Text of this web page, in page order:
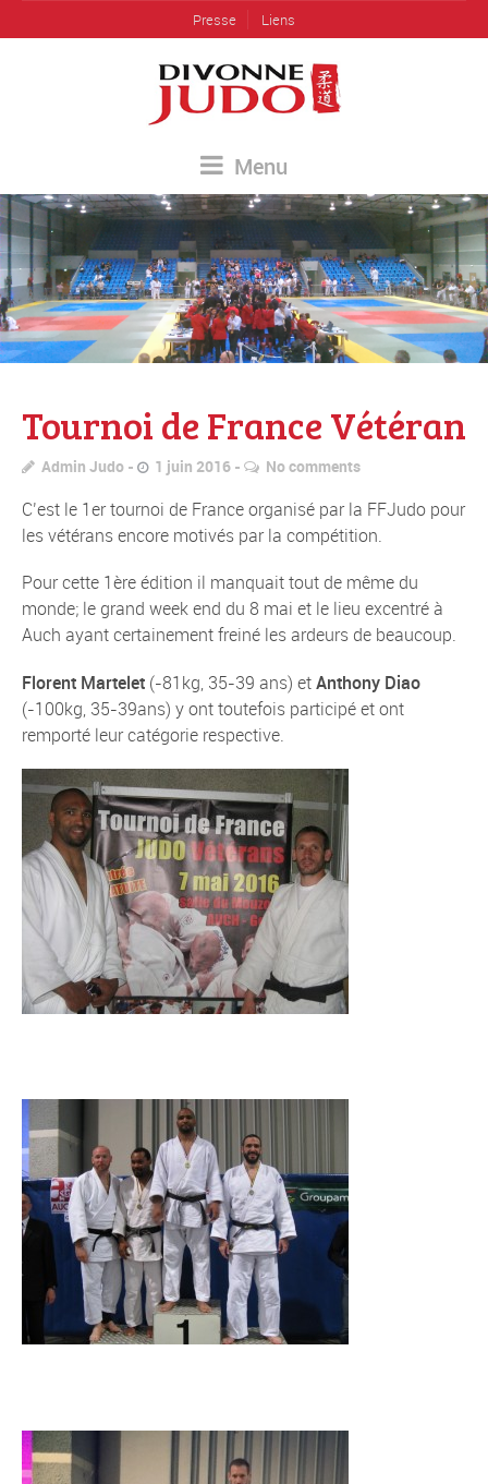
Presse Liens
Menu
Tournoi de France Vétéran
Admin Judo 1 juin 2016 No comments
C’est le 1er tournoi de France organisé par la FFJudo pour
les vétérans encore motivés par la compétition.
Pour cette 1ère édition il manquait tout de même du
monde; le grand week end du 8 mai et le lieu excentré à
Auch ayant certainement freiné les ardeurs de beaucoup.
Florent Martelet (-81kg, 35-39 ans) etAnthony Diao
(-100kg, 35-39ans) y ont toutefois participé et ont
remporté leur catégorie respective.